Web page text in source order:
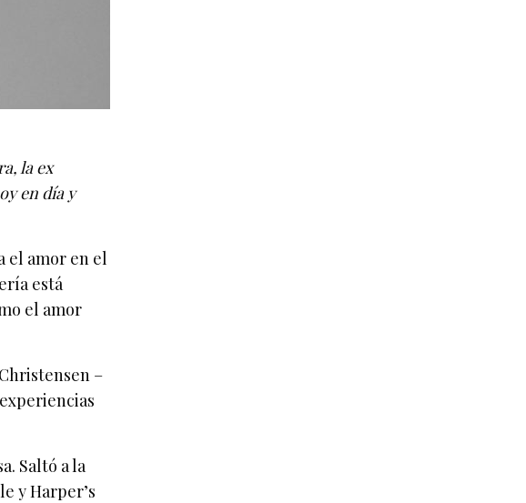
la ex
en día y
el amor en el
está
el amor
–
Saltó a la
y Harper’s